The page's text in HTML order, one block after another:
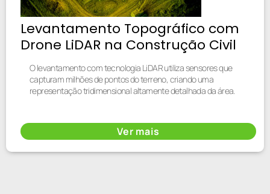
Levantamento Topográfico com
Drone LiDAR na Construção Civil
O levantamento com tecnologia LiDAR utiliza sensores que
capturam milhões de pontos do terreno, criando uma
representação tridimensional altamente detalhada da área.
Ver mais